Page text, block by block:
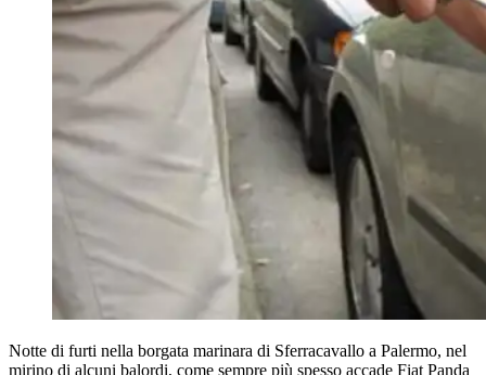
Notte di furti nella borgata marinara di Sferracavallo a Palermo, nel
mirino di alcuni balordi, come sempre più spesso accade Fiat Panda